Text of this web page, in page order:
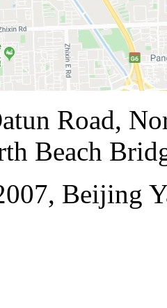
Road,
Beach
Beijing